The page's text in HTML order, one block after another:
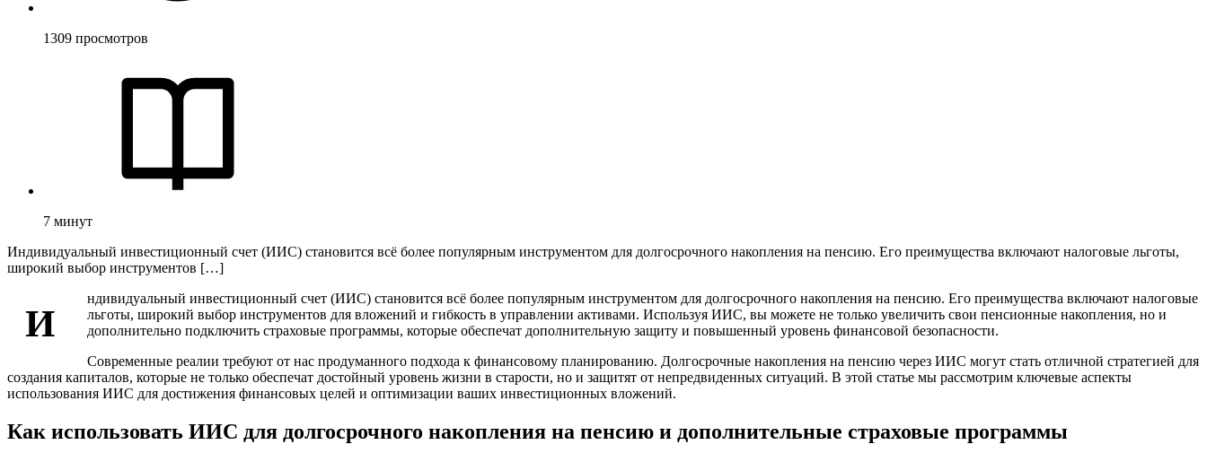
1309 просмотров
7 минут
Индивидуальный инвестиционный счет (ИИС) становится всё более популярным инструментом для долгосрочного накопления на пенсию. Его преимущества включают налоговые льготы,
широкий выбор инструментов […]
И
ндивидуальный инвестиционный счет (ИИС) становится всё более популярным инструментом для долгосрочного накопления на пенсию. Его преимущества включают налоговые
льготы, широкий выбор инструментов для вложений и гибкость в управлении активами. Используя ИИС, вы можете не только увеличить свои пенсионные накопления, но и
дополнительно подключить страховые программы, которые обеспечат дополнительную защиту и повышенный уровень финансовой безопасности.
Современные реалии требуют от нас продуманного подхода к финансовому планированию. Долгосрочные накопления на пенсию через ИИС могут стать отличной стратегией для
создания капиталов, которые не только обеспечат достойный уровень жизни в старости, но и защитят от непредвиденных ситуаций. В этой статье мы рассмотрим ключевые аспекты
использования ИИС для достижения финансовых целей и оптимизации ваших инвестиционных вложений.
Как использовать ИИС для долгосрочного накопления на пенсию и дополнительные страховые программы